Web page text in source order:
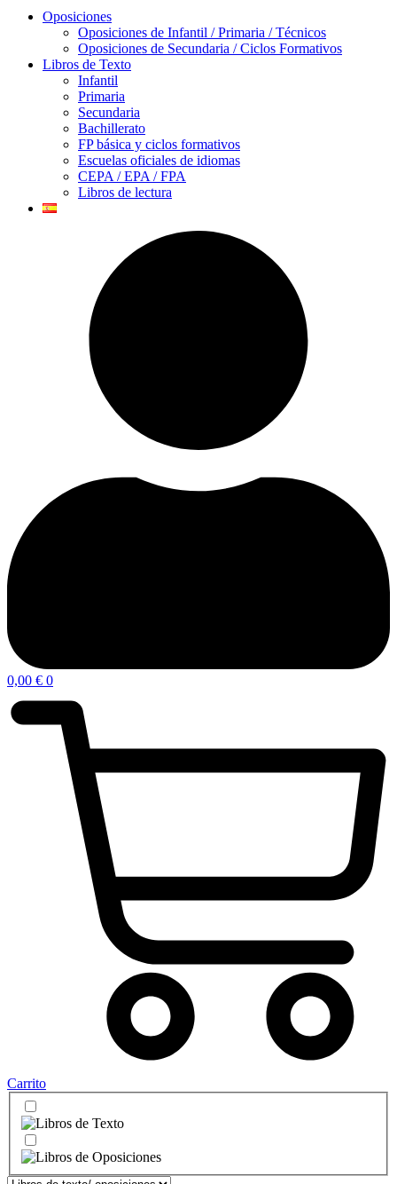
Oposiciones
Oposiciones de Infantil / Primaria / Técnicos
Oposiciones de Secundaria / Ciclos Formativos
Libros de Texto
Infantil
Primaria
Secundaria
Bachillerato
FP básica y ciclos formativos
Escuelas oficiales de idiomas
CEPA / EPA / FPA
Libros de lectura
0,00 € 0
Carrito